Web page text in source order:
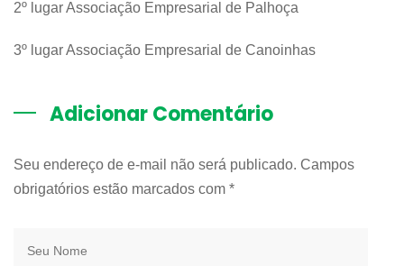
2º lugar Associação Empresarial de Palhoça
3º lugar Associação Empresarial de Canoinhas
Adicionar Comentário
Seu endereço de e-mail não será publicado. Campos
obrigatórios estão marcados com *